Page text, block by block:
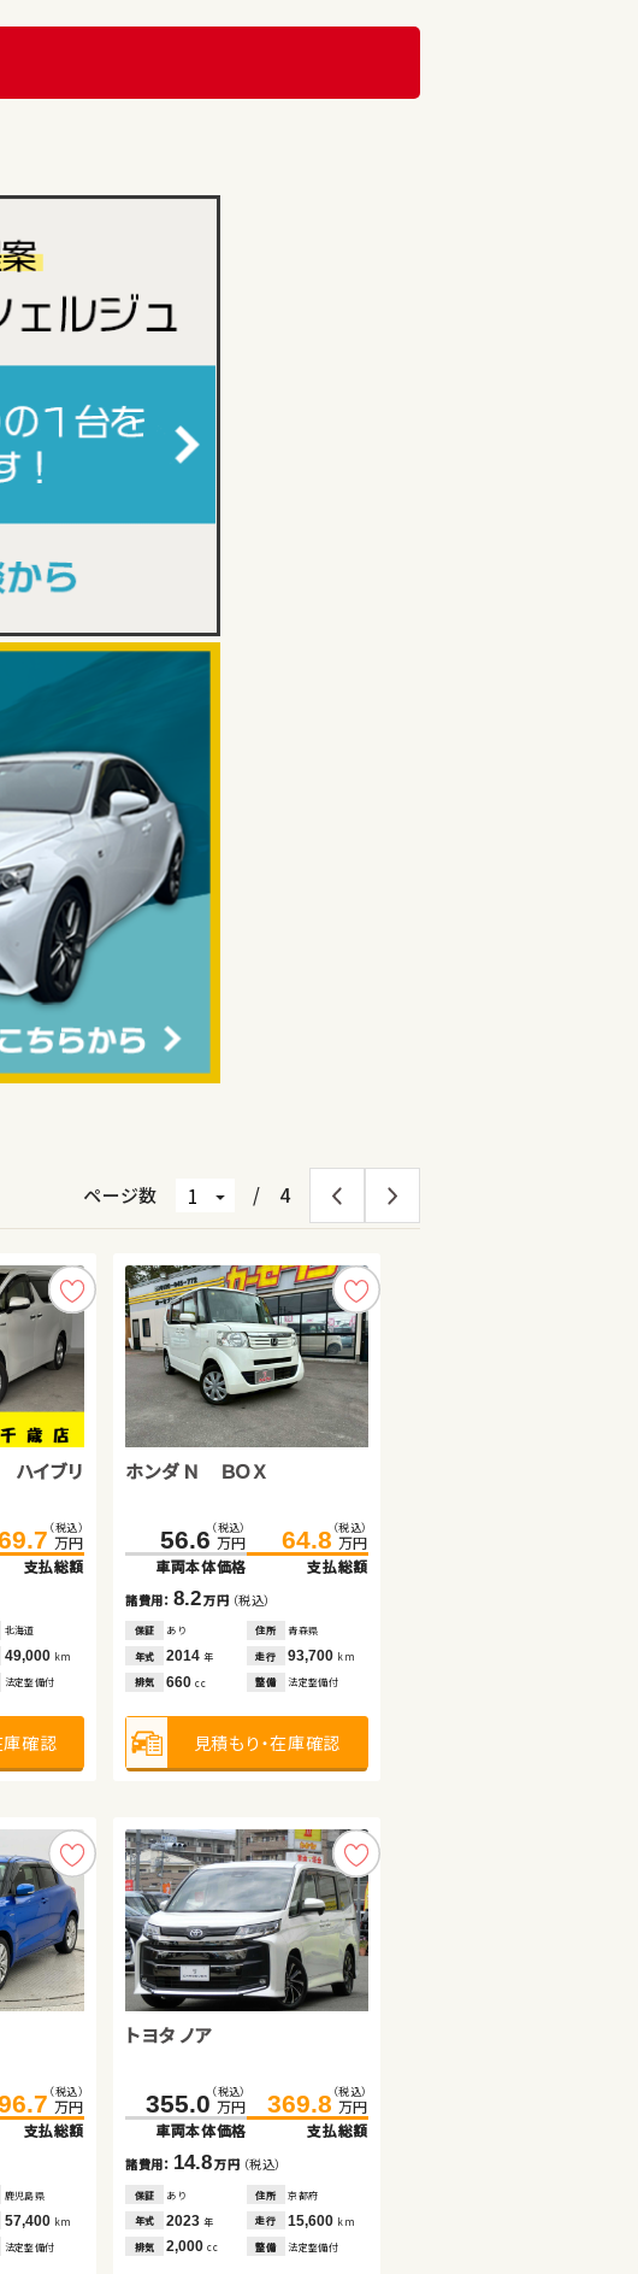
ページ数 / 4
ハイブリ
（税込）
万円
支払総額
北海道
49,000 km
法定整備付
庫確認
ホンダ Ｎ ＢＯＸ
56.6 （税込）
万円
車両本体価格
64.8 （税込）
万円
支払総額
諸費用： 8.2万円 （税込）
保証 あり 住所
青森県
年式
2014年 走行 93,700 km
排気
660cc 整備 法定整備付
見積もり・在庫確認
（税込）
万円
支払総額
鹿児島県
57,400 km
法定整備付
トヨタ ノア
355.0 （税込）
万円
車両本体価格
369.8 （税込）
万円
支払総額
諸費用： 14.8万円 （税込）
保証 あり 住所
京都府
年式
2023年 走行 15,600 km
排気
2,000cc 整備 法定整備付
（税込）
万円
支払総額
岩手県
100km
法定整備付
庫確認
日産 エクストレイル ハイブ
181.7 （税込）
万円
車両本体価格
188.8 （税込）
万円
支払総額
諸費用： 7.1万円 （税込）
保証 あり 住所
千葉県
年式
2020年 走行 69,600 km
排気
2,000 整備 法定整備付
見積もり・在庫確認
（税込）
万円
支払総額
青森県
128,500km
法定整備付
トヨタ ヴォクシー
256.6 （税込）
万円
車両本体価格
268.9 （税込）
万円
支払総額
諸費用： 12.3万円 （税込）
保証 あり 住所
埼玉県
年式
2018年 走行 29,000 km
排気
2,000cc 整備 法定整備付
（税込）
万円
支払総額
大分県
192,700km
法定整備付
庫確認
スズキ アルト ＨＢ
29.7 （税込）
万円
車両本体価格
34.0 （税込）
万円
支払総額
諸費用： 4.3万円 （税込）
保証 なし 住所
岡山県
年式
2015年 走行 71,800 km
排気
660cc 整備 法定整備付
見積もり・在庫確認
ク
（税込）
万円
支払総額
埼玉県
48,500 km
法定整備付
スバル フォレスター
88.9 （税込）
万円
車両本体価格
103.1 （税込）
万円
支払総額
諸費用： 14.2万円 （税込）
保証 あり 住所
岩手県
年式
2013年 走行 90,200 km
排気
2,000cc 整備 法定整備付
（税込）
万円
支払総額
岡山県
34,100 km
法定整備付
庫確認